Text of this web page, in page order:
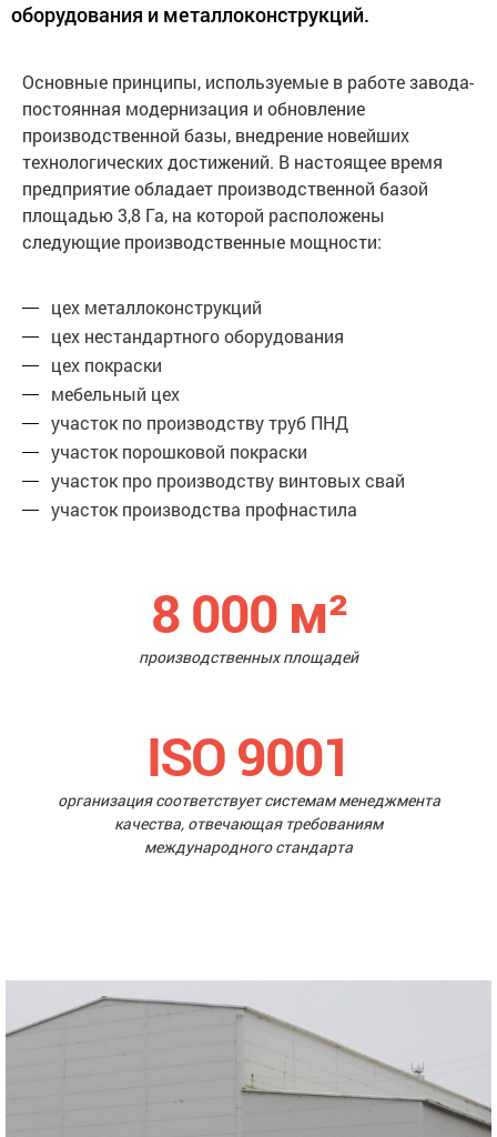
оборудования и металлоконструкций.
Основные принципы, используемые в работе завода-
постоянная модернизация и обновление
производственной базы, внедрение новейших
технологических достижений. В настоящее время
предприятие обладает производственной базой
площадью 3,8 Га, на которой расположены
следующие производственные мощности:
цех металлоконструкций
цех нестандартного оборудования
цех покраски
мебельный цех
участок по производству труб ПНД
участок порошковой покраски
участок про производству винтовых свай
участок производства профнастила
8 000 м²
производственных площадей
ISO 9001
организация соответствует системам менеджмента
качества, отвечающая требованиям
международного стандарта